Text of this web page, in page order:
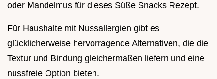
oder Mandelmus für dieses Süße Snacks Rezept.
Für Haushalte mit Nussallergien gibt es
glücklicherweise hervorragende Alternativen, die die
Textur und Bindung gleichermaßen liefern und eine
nussfreie Option bieten.